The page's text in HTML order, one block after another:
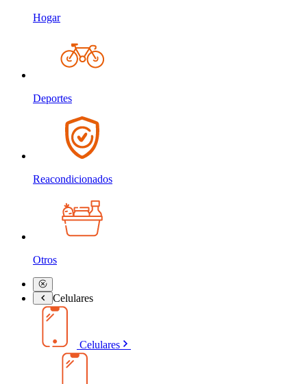
Hogar
Deportes
Reacondicionados
Otros
Celulares
Celulares